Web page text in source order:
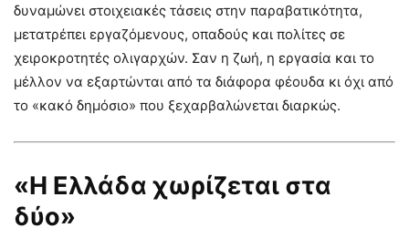
δυναμώνει στοιχειακές τάσεις στην παραβατικότητα,
μετατρέπει εργαζόμενους, οπαδούς και πολίτες σε
χειροκροτητές ολιγαρχών. Σαν η ζωή, η εργασία και το
μέλλον να εξαρτώνται από τα διάφορα φέουδα κι όχι από
το «κακό δημόσιο» που ξεχαρβαλώνεται διαρκώς.
«Η Ελλάδα χωρίζεται στα
δύο»